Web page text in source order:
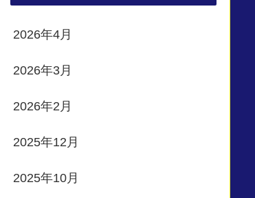
2026年4月
2026年3月
2026年2月
2025年12月
2025年10月